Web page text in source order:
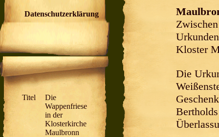
Datenschutzerklärung
Kloster
Die
Titel
Die
Wappenfriese
in der
Klosterkirche
Maulbronn